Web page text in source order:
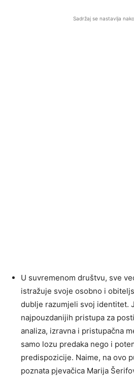
Sadržaj se nastavlja
U suvremenom društvu, sve
istražuje svoje osobno i
dublje razumjeli svoj identitet.
najpouzdanijih pristupa za
analiza, izravna i pristupačna
samo lozu predaka nego i
predispozicije. Naime, na ovo
poznata pjevačica Marija